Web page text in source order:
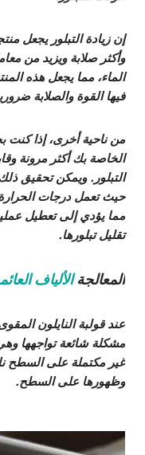
إن زيادة التبلور يجعل
وأكثر صلابة ويزيد من
الماء، مما يجعل هذه
فيها القوة والصلابة
من ناحية أخرى، إذا كنت
الخاصة بك أكثر مرونة
التبلور. ويمكن تحقيق
حيث تعمل درجات
مما يؤدي إلى تعطيل
تقليل تبلورها.
المعالجةالألياف
عند قولبة النايلون
مشكلة شائعة تواجهها
غير مكتملة على السطح
وظهورها على السطح.